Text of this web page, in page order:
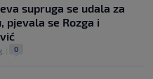
supruga se udala za
pjevala se Rozga i
0